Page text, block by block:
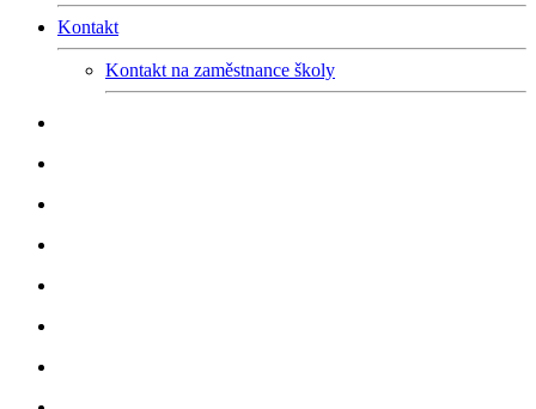
Kontakt
Kontakt na zaměstnance školy